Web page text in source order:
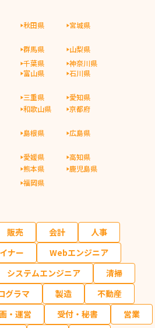
秋田県
宮城県
群馬県
山梨県
千葉県
神奈川県
富山県
石川県
三重県
愛知県
和歌山県
京都府
島根県
広島県
愛媛県
高知県
熊本県
鹿児島県
福岡県
販売 会計
人事
ナー
Webエンジニア
システムエンジニア
清掃
グラマ 製造
不動産
・運営 受付・秘書
営業